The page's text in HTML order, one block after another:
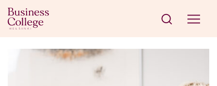
Siirry sisältöön
Business College Helsinki